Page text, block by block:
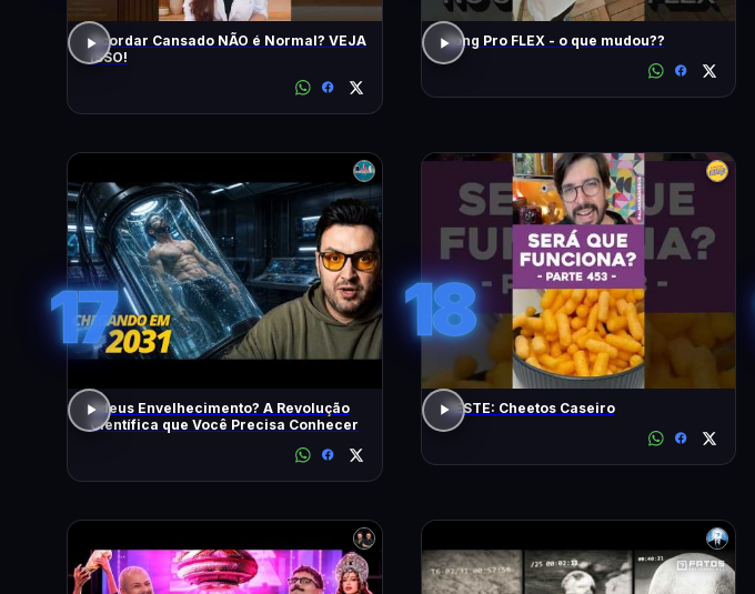
Acordar Cansado NÃO é Normal? VEJA
ISSO!
Song Pro FLEX - o que mudou??
17
Adeus Envelhecimento? A Revolução
Científica que Você Precisa Conhecer
18
TESTE: Cheetos Caseiro